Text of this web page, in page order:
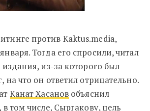
против Kaktus.media,
Тогда его спросили, читал
из-за которого был
на что он ответил отрицательно.
Канат Хасанов объяснил
том числе, Сыргакову, цель